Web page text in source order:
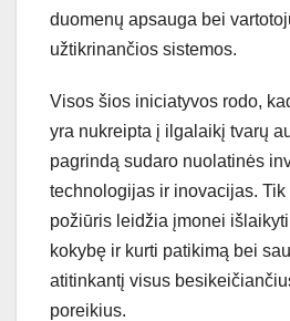
duomenų apsauga bei
užtikrinančios sistemos.
Visos šios iniciatyvos rodo,
yra nukreipta į ilgalaikį tvarų
pagrindą sudaro nuolatinės
technologijas ir inovacijas.
požiūris leidžia įmonei
kokybę ir kurti patikimą bei
atitinkantį visus
poreikius.